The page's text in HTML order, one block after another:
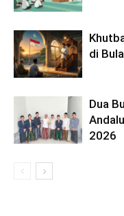
di
Dua
2026